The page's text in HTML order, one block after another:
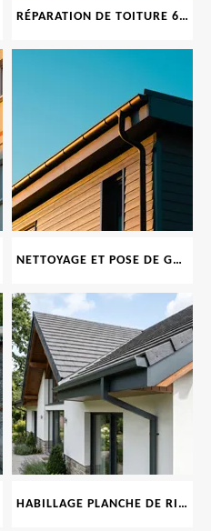
RÉPARATION DE TOITURE 69 RHONE, TUILES CASSÉES OU ABIMÉES
NETTOYAGE ET POSE DE GOUTTIÈRE 69
HABILLAGE PLANCHE DE RIVE 69